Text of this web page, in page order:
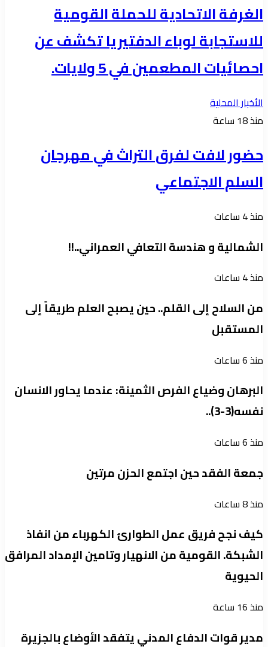
الغرفة الاتحادية للحملة القومية
للاستجابة لوباء الدفتيريا تكشف عن
احصائيات المطعمين في 5 ولايات.
الأخبار المحلية
منذ 18 ساعة
حضور لافت لفرق التراث في مهرجان
السلم الاجتماعي
منذ 4 ساعات
الشمالية و هندسة التعافي العمراني..!!
منذ 4 ساعات
من السلاح إلى القلم.. حين يصبح العلم طريقاً إلى
المستقبل
منذ 6 ساعات
البرهان وضياع الفرص الثمينة: عندما يحاور الانسان
نفسه(3-3)..
منذ 6 ساعات
جمعة الفقد حين اجتمع الحزن مرتين
منذ 8 ساعات
كيف نجح فريق عمل الطوارئ الكهرباء من انفاذ
الشبكة. القومية من الانهيار وتامين الإمداد المرافق
الحيوية
منذ 16 ساعة
مدير قوات الدفاع المدني يتفقد الأوضاع بالجزيرة